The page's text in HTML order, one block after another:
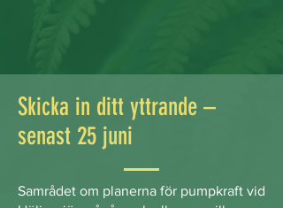
Skicka in ditt yttrande –
senast 25 juni
Samrådet om planerna för pumpkraft vid